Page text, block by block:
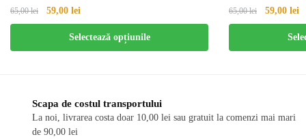
65,00lei 59,00 lei
Selectează opțiunile
produs
multe
variații.
Opțiunile
65,00lei 59,00 lei
produs
variații.
Scapa de costul transportului
La noi, livrarea costa doar 10,00 lei sau gratuit la comenzi mai mari
de 90,00 lei